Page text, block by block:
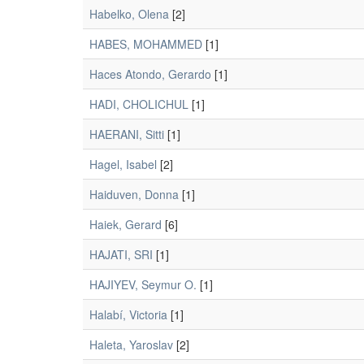
Habelko, Olena [2]
HABES, MOHAMMED [1]
Haces Atondo, Gerardo [1]
HADI, CHOLICHUL [1]
HAERANI, Sitti [1]
Hagel, Isabel [2]
Haiduven, Donna [1]
Haiek, Gerard [6]
HAJATI, SRI [1]
HAJIYEV, Seymur O. [1]
Halabí, Victoria [1]
Haleta, Yaroslav [2]